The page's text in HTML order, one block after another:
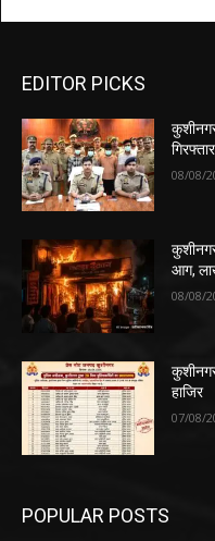
EDITOR PICKS
08/08/
आग,
08/08/
हाजिर
07/08/
POPULAR POSTS